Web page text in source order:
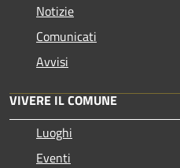
Notizie
Comunicati
Avvisi
VIVERE IL COMUNE
Luoghi
Eventi